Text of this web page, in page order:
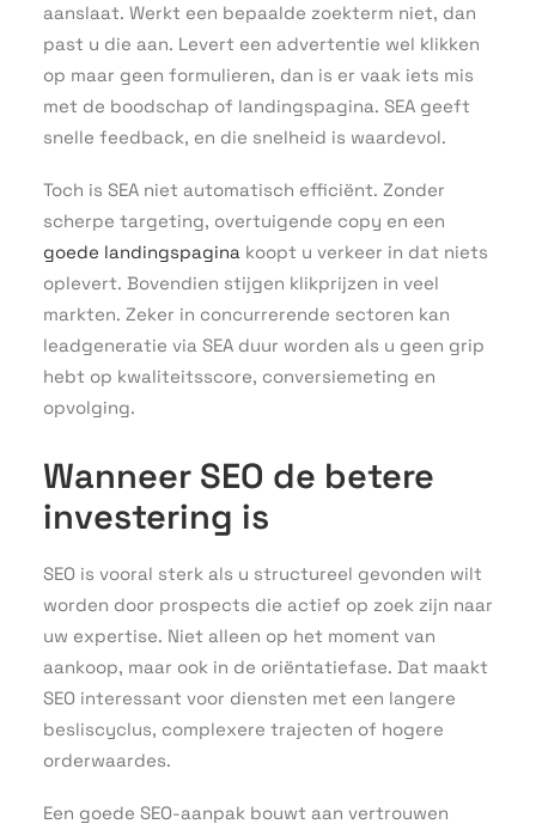
aanslaat. Werkt een bepaalde zoekterm niet, dan
past u die aan. Levert een advertentie wel klikken
op maar geen formulieren, dan is er vaak iets mis
met de boodschap of landingspagina. SEA geeft
snelle feedback, en die snelheid is waardevol.
Toch is SEA niet automatisch efficiënt. Zonder
scherpe targeting, overtuigende copy en een
goede landingspagina koopt u verkeer in dat niets
oplevert. Bovendien stijgen klikprijzen in veel
markten. Zeker in concurrerende sectoren kan
leadgeneratie via SEA duur worden als u geen grip
hebt op kwaliteitsscore, conversiemeting en
opvolging.
Wanneer SEO de betere
investering is
SEO is vooral sterk als u structureel gevonden wilt
worden door prospects die actief op zoek zijn naar
uw expertise. Niet alleen op het moment van
aankoop, maar ook in de oriëntatiefase. Dat maakt
SEO interessant voor diensten met een langere
besliscyclus, complexere trajecten of hogere
orderwaardes.
Een goede SEO-aanpak bouwt aan vertrouwen